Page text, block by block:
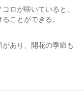
ロが咲いていると、
ことができる。
あり、開花の季節も